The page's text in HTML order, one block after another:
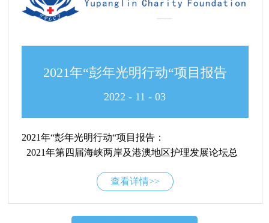
2021年“彭年光明行动“项目报告
2022 - 11 - 03
2021年“彭年光明行动“项目报告：
2021年第四届海峡两岸及港澳地区护理发展论坛总
结.pdf2021年青海省“彭年光明行动”项目工作总
查看详情>>